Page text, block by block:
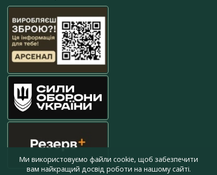
Ми використовуємо файли cookie, щоб забезпечити
вам найкращий досвід роботи на нашому сайті.